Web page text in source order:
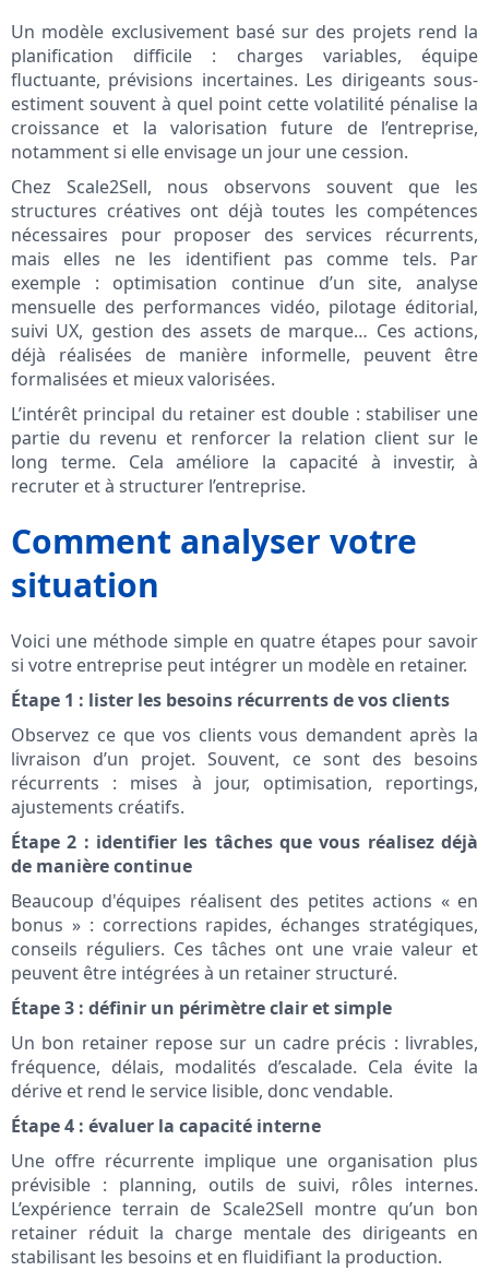
Un modèle exclusivement basé sur des projets rend la
planification difficile : charges variables, équipe
fluctuante, prévisions incertaines. Les dirigeants sous-
estiment souvent à quel point cette volatilité pénalise la
croissance et la valorisation future de l’entreprise,
notamment si elle envisage un jour une cession.
Chez Scale2Sell, nous observons souvent que les
structures créatives ont déjà toutes les compétences
nécessaires pour proposer des services récurrents,
mais elles ne les identifient pas comme tels. Par
exemple : optimisation continue d’un site, analyse
mensuelle des performances vidéo, pilotage éditorial,
suivi UX, gestion des assets de marque… Ces actions,
déjà réalisées de manière informelle, peuvent être
formalisées et mieux valorisées.
L’intérêt principal du retainer est double : stabiliser une
partie du revenu et renforcer la relation client sur le
long terme. Cela améliore la capacité à investir, à
recruter et à structurer l’entreprise.
Comment analyser votre
situation
Voici une méthode simple en quatre étapes pour savoir
si votre entreprise peut intégrer un modèle en retainer.
Étape 1 : lister les besoins récurrents de vos clients
Observez ce que vos clients vous demandent après la
livraison d’un projet. Souvent, ce sont des besoins
récurrents : mises à jour, optimisation, reportings,
ajustements créatifs.
Étape 2 : identifier les tâches que vous réalisez déjà
de manière continue
Beaucoup d'équipes réalisent des petites actions « en
bonus » : corrections rapides, échanges stratégiques,
conseils réguliers. Ces tâches ont une vraie valeur et
peuvent être intégrées à un retainer structuré.
Étape 3 : définir un périmètre clair et simple
Un bon retainer repose sur un cadre précis : livrables,
fréquence, délais, modalités d’escalade. Cela évite la
dérive et rend le service lisible, donc vendable.
Étape 4 : évaluer la capacité interne
Une offre récurrente implique une organisation plus
prévisible : planning, outils de suivi, rôles internes.
L’expérience terrain de Scale2Sell montre qu’un bon
retainer réduit la charge mentale des dirigeants en
stabilisant les besoins et en fluidifiant la production.